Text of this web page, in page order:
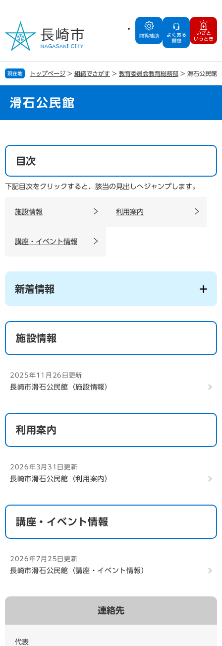
の
で
す
ー
ば
し
へ
閲覧補助
よくある
質問
いざと
いうとき
現在地 トップページ > 組織でさがす > 教育委員会教育総務部 > 滑石公民館
滑石公民館
文
目次
下記目次をクリックすると、該当の見出しへジャンプします。
施設情報 利用案内
講座・イベント情報
新着情報
施設情報
2025年11月26日更新
長崎市滑石公民館（施設情報）
利用案内
2026年3月31日更新
長崎市滑石公民館（利用案内）
講座・イベント情報
2026年7月25日更新
長崎市滑石公民館（講座・イベント情報）
連絡先
代表